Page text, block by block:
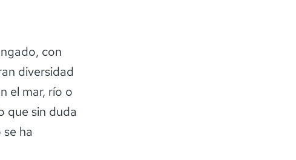
con
diversidad
el mar, río o
que sin duda
ha